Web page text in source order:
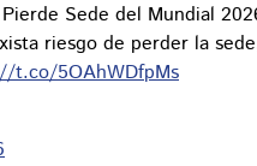
Sede del Mundial
riesgo de perder la
t.co/5OAhWDfpMs